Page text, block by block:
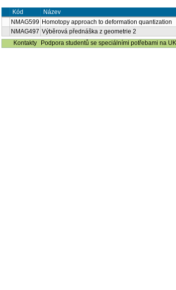
Kód Název
NMAG599 Homotopy approach to deformation quantization
NMAG497 Výběrová přednáška z geometrie 2
Kontakty
Podpora studentů se speciálními potřebami na UK